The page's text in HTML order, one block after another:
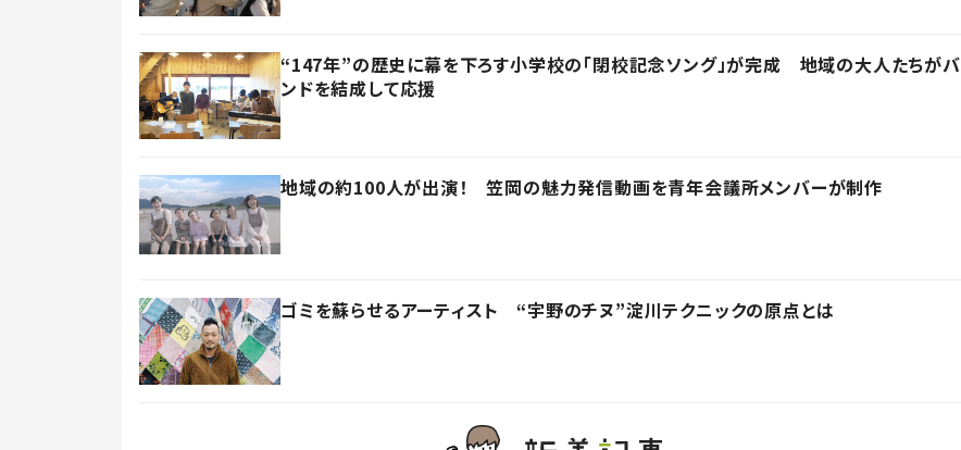
“147年”の歴史に幕を下ろす小学校の「閉校記念ソング」が完成 地域の大人たちがバ
ンドを結成して応援
地域の約100人が出演！ 笠岡の魅力発信動画を青年会議所メンバーが制作
ゴミを蘇らせるアーティスト “宇野のチヌ”淀川テクニックの原点とは